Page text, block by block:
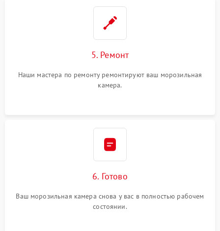
5. Ремонт
Наши мастера по ремонту ремонтируют ваш морозильная
камера.
6. Готово
Ваш морозильная камера снова у вас в полностью рабочем
состоянии.